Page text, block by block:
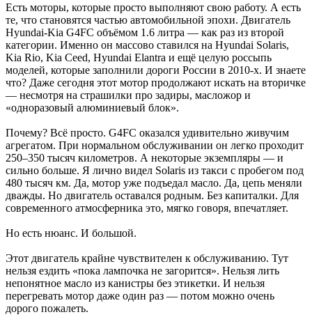
Есть моторы, которые просто выполняют свою работу. А есть
те, что становятся частью автомобильной эпохи. Двигатель
Hyundai-Kia G4FC объёмом 1.6 литра — как раз из второй
категории. Именно он массово ставился на Hyundai Solaris,
Kia Rio, Kia Ceed, Hyundai Elantra и ещё целую россыпь
моделей, которые заполнили дороги России в 2010-х. И знаете
что? Даже сегодня этот мотор продолжают искать на вторичке
— несмотря на страшилки про задиры, масложор и
«одноразовый алюминиевый блок».
Почему? Всё просто. G4FC оказался удивительно живучим
агрегатом. При нормальном обслуживании он легко проходит
250–350 тысяч километров. А некоторые экземпляры — и
сильно больше. Я лично видел Solaris из такси с пробегом под
480 тысяч км. Да, мотор уже подъедал масло. Да, цепь меняли
дважды. Но двигатель оставался родным. Без капиталки. Для
современного атмосферника это, мягко говоря, впечатляет.
Но есть нюанс. И большой.
Этот двигатель крайне чувствителен к обслуживанию. Тут
нельзя ездить «пока лампочка не загорится». Нельзя лить
непонятное масло из канистры без этикетки. И нельзя
перегревать мотор даже один раз — потом можно очень
дорого пожалеть.